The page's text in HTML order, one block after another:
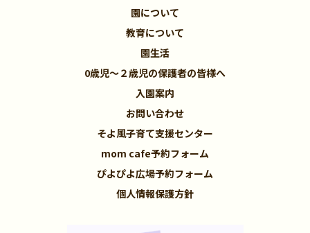
園について
教育について
園生活
0歳児～２歳児の保護者の皆様へ
入園案内
お問い合わせ
そよ風子育て支援センター
mom cafe予約フォーム
ぴよぴよ広場予約フォーム
個人情報保護方針